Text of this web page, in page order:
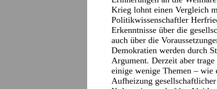
Krieg lohnt einen Vergleich
Politikwissenschaftler
Erkenntnisse über die
auch über die
Demokratien werden durch
Argument. Derzeit aber
einige wenige Themen –
Aufheizung